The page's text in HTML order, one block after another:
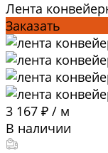
Лента
Заказать
3 167 ₽ / м
В наличии